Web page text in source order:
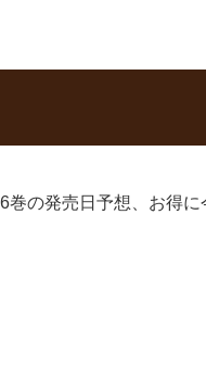
の発売日予想、お得に